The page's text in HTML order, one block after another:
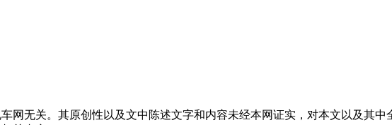
网无关。其原创性以及文中陈述文字和内容未经本网证实，对本文以及其